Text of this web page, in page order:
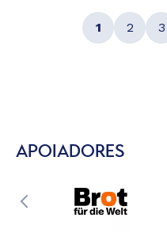
1 2 3
APOIADORES